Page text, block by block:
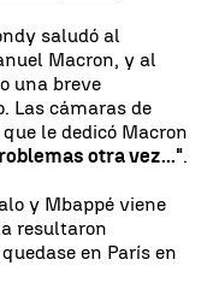
saludó al
Macron, y al
una breve
Las cámaras de
le dedicó Macron
otra vez...".
y Mbappé viene
resultaron
en París en